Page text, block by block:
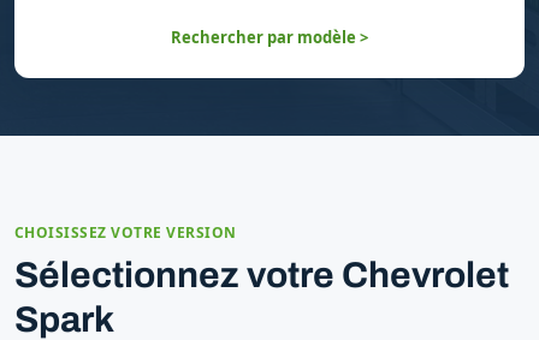
Rechercher par modèle >
CHOISISSEZ VOTRE VERSION
Sélectionnez votre Chevrolet
Spark